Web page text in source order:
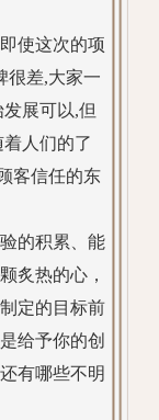
使这次的项
很差,大家一
展可以,但
人们的了
客信任的东
的积累、能
炙热的心，
定的目标前
给予你的创
有哪些不明